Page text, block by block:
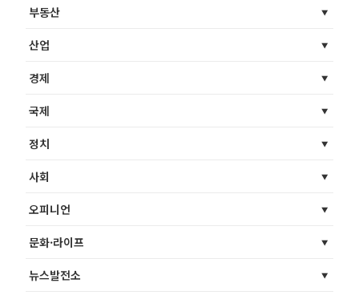
부동산
산업
경제
국제
정치
사회
오피니언
문화·라이프
뉴스발전소